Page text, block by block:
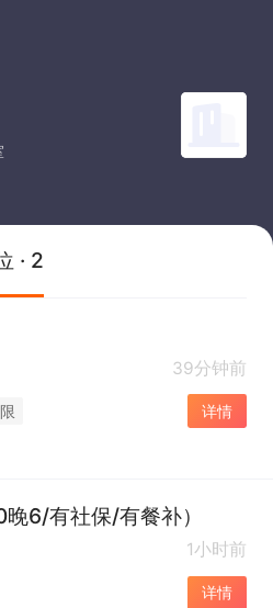
· 2
39分钟前
详情
6/有社保/有餐补）
1小时前
详情